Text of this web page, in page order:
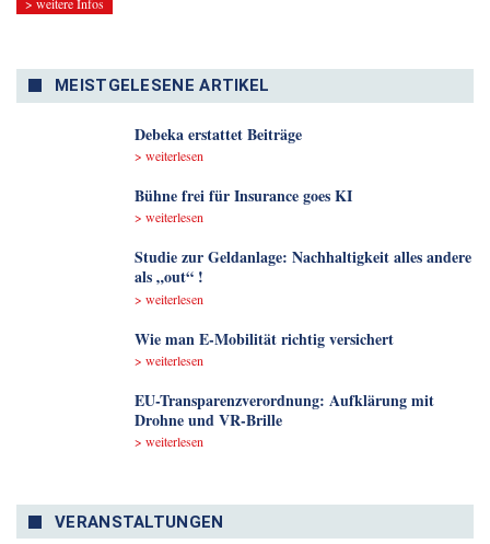
MEISTGELESENE ARTIKEL
Debeka erstattet Beiträge
> weiterlesen
Bühne frei für Insurance goes KI
> weiterlesen
Studie zur Geldanlage: Nachhaltigkeit alles andere
als „out“ !
> weiterlesen
Wie man E-Mobilität richtig versichert
> weiterlesen
EU-Transparenzverordnung: Aufklärung mit
Drohne und VR-Brille
> weiterlesen
VERANSTALTUNGEN